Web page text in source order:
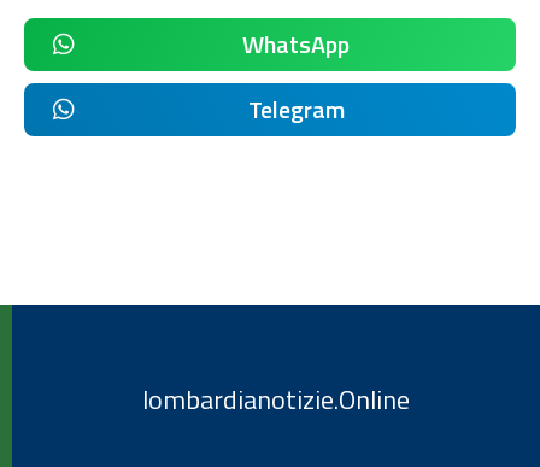
WhatsApp
Telegram
lombardianotizie.Online